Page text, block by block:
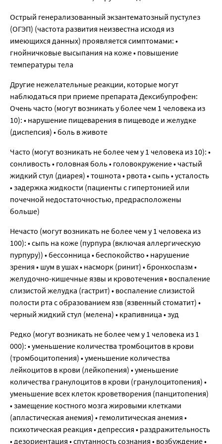
Острый генерализованный экзантематозный пустулез
(ОГЭП) (частота развития неизвестна исходя из
имеющихся данных) проявляется симптомами: •
гнойничковые высыпания на коже • повышение
температуры тела
Другие нежелательные реакции, которые могут
наблюдаться при приеме препарата Дексибупрофен:
Очень часто (могут возникать у более чем 1 человека из
10): • нарушение пищеварения в пищеводе и желудке
(диспепсия) • боль в животе
Часто (могут возникать не более чем у 1 человека из 10): •
сонливость • головная боль • головокружение • частый
жидкий стул (диарея) • тошнота • рвота • сыпь • усталость
• задержка жидкости (пациенты с гипертонией или
почечной недостаточностью, предрасположены
больше)
Нечасто (могут возникать не более чем у 1 человека из
100): • сыпь на коже (пурпура (включая аллергическую
пурпуру)) • бессонница • беспокойство • нарушение
зрения • шум в ушах • насморк (ринит) • бронхоспазм •
желудочно-кишечные язвы и кровотечения • воспаление
слизистой желудка (гастрит) • воспаление слизистой
полости рта с образованием язв (язвенный стоматит) •
черный жидкий стул (мелена) • крапивница • зуд
Редко (могут возникать не более чем у 1 человека из 1
000): • уменьшение количества тромбоцитов в крови
(тромбоцитопения) • уменьшение количества
лейкоцитов в крови (лейкопения) • уменьшение
количества гранулоцитов в крови (гранулоцитопения) •
уменьшение всех клеток кроветворения (панцитопения)
• замещение костного мозга жировыми клетками
(апластическая анемия) • гемолитическая анемия •
психотическая реакция • депрессия • раздражительность
• дезориентация • спутанность сознания • возбуждение •